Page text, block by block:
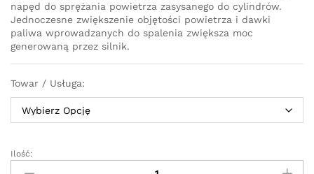
napęd do sprężania powietrza zasysanego do cylindrów.
Jednoczesne zwiększenie objętości powietrza i dawki
paliwa wprowadzanych do spalenia zwiększa moc
generowaną przez silnik.
Towar / Usługa:
Turbosprężarka
Ilość: